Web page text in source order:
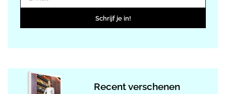
Schrijf je in!
Recent verschenen